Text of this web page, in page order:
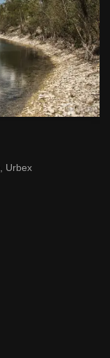
Urbex